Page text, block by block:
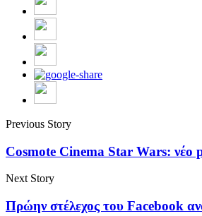
Previous Story
Cosmote Cinema Star Wars: νέο
Next Story
Πρώην στέλεχος του Facebook